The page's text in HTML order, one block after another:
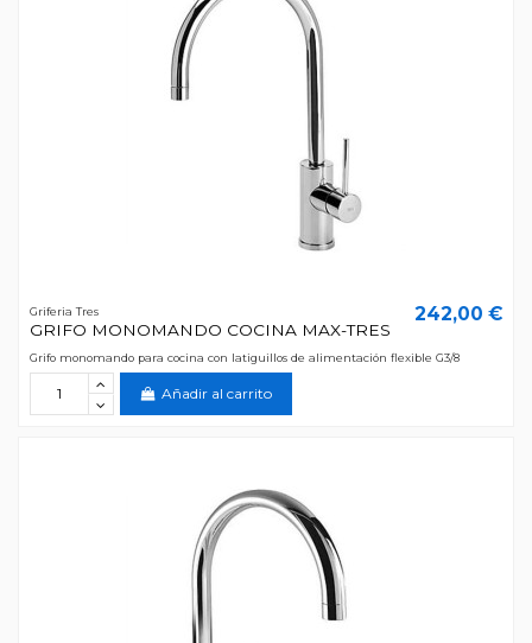
Griferia Tres
GRIFO MONOMANDO COCINA MAX-TRES
242,00 €
Grifo monomando para cocina con latiguillos de alimentación flexible G3/8
Añadir al carrito